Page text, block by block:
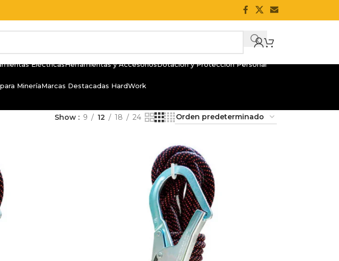
EléctricasHerramientas y AccesoriosDotación y Protección Personal
MineríaMarcas Destacadas HardWork
Show 9 12 18 24